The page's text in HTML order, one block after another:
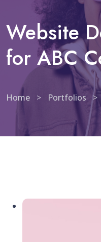
Website
for ABC
Home > Portfolios >